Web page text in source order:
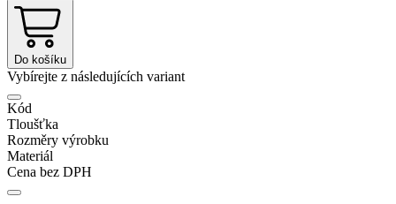
Do košíku
Vybírejte z následujících variant
Kód
Tloušťka
Rozměry výrobku
Materiál
Cena bez DPH